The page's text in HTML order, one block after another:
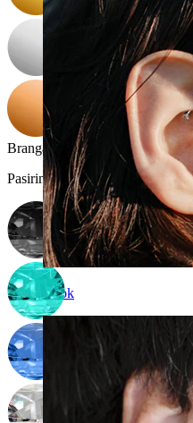
Rook
Brangakmenio spalva :
Pasirinkite Brangakmenio spalva